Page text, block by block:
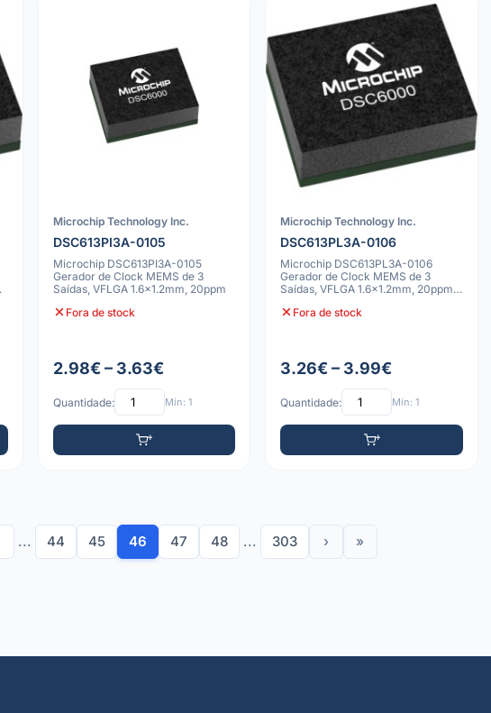
Microchip Technology Inc.
DSC613PI3A-0105
Microchip DSC613PI3A-0105
Gerador de Clock MEMS de 3
Saídas, VFLGA 1.6x1.2mm, 20ppm
Fora de stock
2.98€ – 3.63€
Quantidade: Mín: 1
Microchip Technology Inc.
DSC613PL3A-0106
Microchip DSC613PL3A-0106
Gerador de Clock MEMS de 3
Saídas, VFLGA 1.6x1.2mm, 20ppm,
Fora de stock
3.26€ – 3.99€
Quantidade: Mín: 1
... 44 45 46 47 48 ... 303 › »